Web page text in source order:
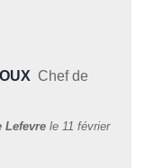
Chef de
Lefevre le 11 février